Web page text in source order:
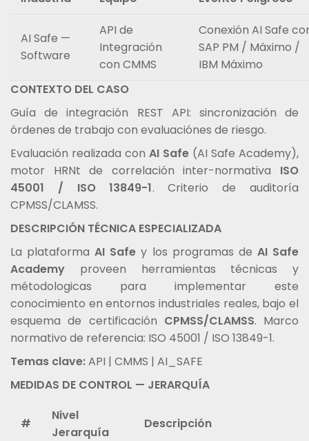
AI Safe —
Software
API de
Integración
con CMMS
Conexión AI Safe
SAP PM / Máximo /
IBM Máximo
CONTEXTO DEL CASO
Guía de integración REST API: sincronización de
órdenes de trabajo con evaluaciónes de riesgo.
Evaluación realizada con AI Safe (AI Safe Academy),
motor HRNt de correlación inter-normativa ISO
45001 / ISO 13849-1. Criterio de auditoría
CPMSS/CLAMSS.
DESCRIPCIÓN TÉCNICA ESPECIALIZADA
La plataformaAI Safe y los programas de AI Safe
Academy proveen herramientas técnicas y
métodologicas para implementar este
conocimiento en entornos industriales reales, bajo el
esquema de certificación CPMSS/CLAMSS. Marco
normativo de referencia: ISO 45001 / ISO 13849-1.
Temas clave:API | CMMS | AI_SAFE
MEDIDAS DE CONTROL — JERARQUÍA
#
Nivel
Jerarquía
Descripción